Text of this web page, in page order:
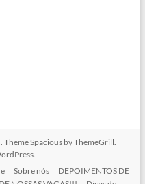
ThemeSpacious by ThemeGrill.
.
Sobre nós
DEPOIMENTOS DE